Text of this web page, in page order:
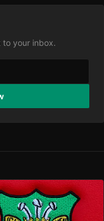
to your inbox.